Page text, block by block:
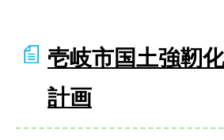
壱岐市国土強靭
計画